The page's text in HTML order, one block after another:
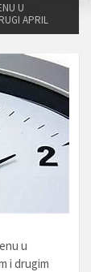
U
APRIL
u
i drugim